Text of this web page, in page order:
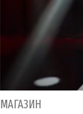
МАГАЗИН